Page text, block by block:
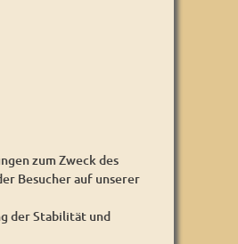
zum Zweck des
Besucher auf unserer
der Stabilität und